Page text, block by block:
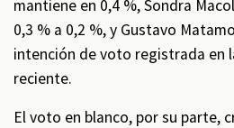
mantiene en 0,4 %, Sondra
0,3 % a 0,2 %, y Gustavo
intención de voto registrada en
reciente.
El voto en blanco, por su parte,